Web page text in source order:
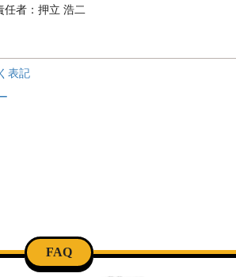
者：押立 浩二
表記
FAQ